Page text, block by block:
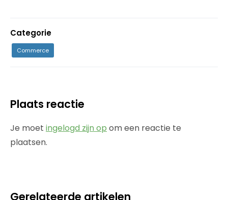
Categorie
Commerce
Plaats reactie
Je moet ingelogd zijn op om een reactie te
plaatsen.
Gerelateerde artikelen